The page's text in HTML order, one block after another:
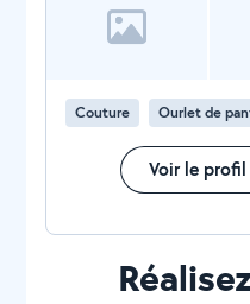
Couture Ourlet de
Voir le profil